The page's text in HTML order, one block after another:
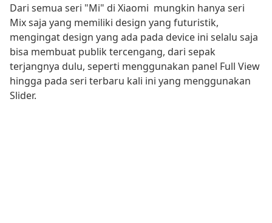
Dari semua seri "Mi" di Xiaomi mungkin hanya seri
Mix saja yang memiliki design yang futuristik,
mengingat design yang ada pada device ini selalu saja
bisa membuat publik tercengang, dari sepak
terjangnya dulu, seperti menggunakan panel Full View
hingga pada seri terbaru kali ini yang menggunakan
Slider.